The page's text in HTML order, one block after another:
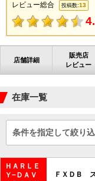
レビュー総合 投稿数:13
店舗詳細
販売店
レビュー
在庫一覧
条件を指定して絞り
ＨＡＲＬＥ
Ｙ−ＤＡＶ
ＦＸＤＢ